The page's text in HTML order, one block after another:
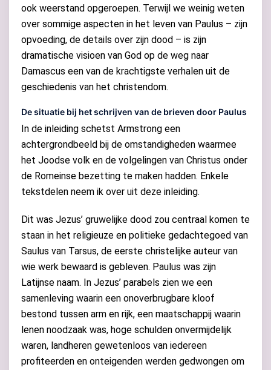
ook weerstand opgeroepen. Terwijl we weinig weten
over sommige aspecten in het leven van Paulus – zijn
opvoeding, de details over zijn dood – is zijn
dramatische visioen van God op de weg naar
Damascus een van de krachtigste verhalen uit de
geschiedenis van het christendom.
De situatie bij het schrijven van de brieven door Paulus
In de inleiding schetst Armstrong een
achtergrondbeeld bij de omstandigheden waarmee
het Joodse volk en de volgelingen van Christus onder
de Romeinse bezetting te maken hadden. Enkele
tekstdelen neem ik over uit deze inleiding.
Dit was Jezus’ gruwelijke dood zou centraal komen te
staan in het religieuze en politieke gedachtegoed van
Saulus van Tarsus, de eerste christelijke auteur van
wie werk bewaard is gebleven. Paulus was zijn
Latijnse naam. In Jezus’ parabels zien we een
samenleving waarin een onoverbrugbare kloof
bestond tussen arm en rijk, een maatschappij waarin
lenen noodzaak was, hoge schulden onvermijdelijk
waren, landheren gewetenloos van iedereen
profiteerden en onteigenden werden gedwongen om